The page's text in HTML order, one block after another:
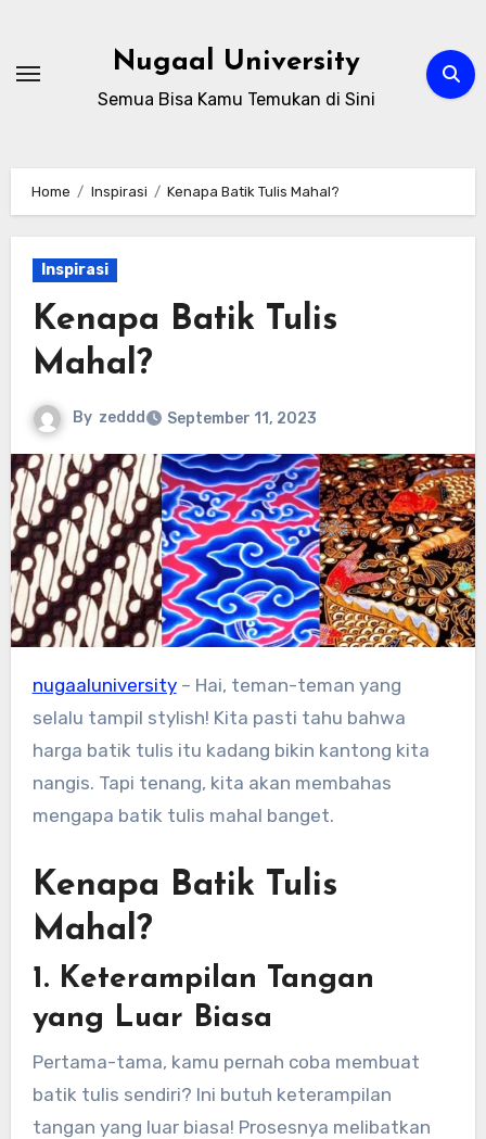
content
Nugaal University
Semua Bisa Kamu Temukan di Sini
Home Inspirasi Kenapa Batik Tulis Mahal?
Inspirasi
Kenapa Batik Tulis
Mahal?
By zeddd September 11, 2023
nugaaluniversity– Hai, teman-teman yang
selalu tampil stylish! Kita pasti tahu bahwa
harga batik tulis itu kadang bikin kantong kita
nangis. Tapi tenang, kita akan membahas
mengapa batik tulis mahal banget.
Kenapa Batik Tulis
Mahal?
1. Keterampilan Tangan
yang Luar Biasa
Pertama-tama, kamu pernah coba membuat
batik tulis sendiri? Ini butuh keterampilan
tangan yang luar biasa! Prosesnya melibatkan